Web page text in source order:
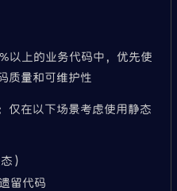
以上的业务代码中，优先使
质量和可维护性
：仅在以下场景考虑使用静态
）
留代码